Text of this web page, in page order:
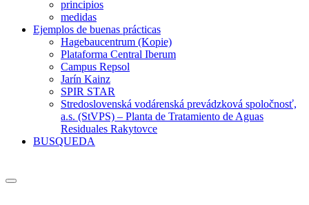
principios
medidas
Ejemplos de buenas prácticas
Hagebaucentrum (Kopie)
Plataforma Central Iberum
Campus Repsol
Jarín Kainz
SPIR STAR
Stredoslovenská vodárenská prevádzková spoločnosť,
a.s. (StVPS) – Planta de Tratamiento de Aguas
Residuales Rakytovce
BUSQUEDA